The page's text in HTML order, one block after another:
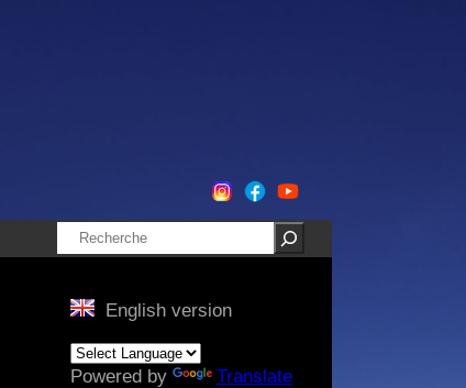
Rechercher
English version
Powered by Translate